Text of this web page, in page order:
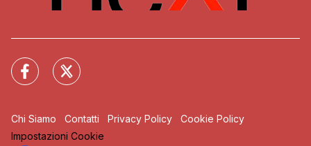
Chi Siamo Contatti Privacy Policy
Cookie Policy
Impostazioni Cookie